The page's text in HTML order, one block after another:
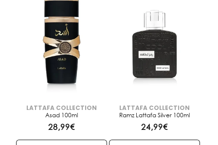
Brendi:
LATTAFA COLLECTION
Asad 100ml
Çmimi
i
28,99€
Brendi:
LATTAFA COLLECTION
Ramz Lattafa Silver 100ml
Çmimi
i
24,99€